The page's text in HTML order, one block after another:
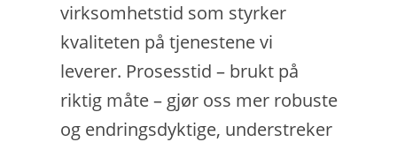
virksomhetstid som styrker
kvaliteten på tjenestene vi
leverer. Prosesstid – brukt på
riktig måte – gjør oss mer robuste
og endringsdyktige, understreker